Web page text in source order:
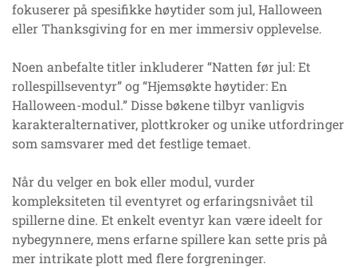
fokuserer på spesifikke høytider som jul, Halloween
eller Thanksgiving for en mer immersiv opplevelse.
Noen anbefalte titler inkluderer “Natten før jul: Et
rollespillseventyr” og “Hjemsøkte høytider: En
Halloween-modul.” Disse bøkene tilbyr vanligvis
karakteralternativer, plottkroker og unike utfordringer
som samsvarer med det festlige temaet.
Når du velger en bok eller modul, vurder
kompleksiteten til eventyret og erfaringsnivået til
spillerne dine. Et enkelt eventyr kan være ideelt for
nybegynnere, mens erfarne spillere kan sette pris på
mer intrikate plott med flere forgreninger.